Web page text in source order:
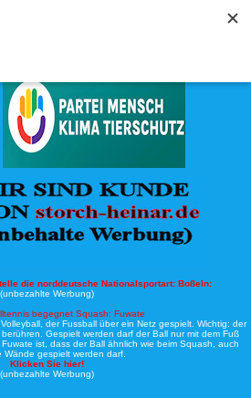
die norddeutsche Nationalsportart: Boßeln:
(unbezahlte Werbung)
begegnet Squash: Fuwate
der Fussball über ein Netz gespielt. Wichtig: der
Gespielt werden darf der Ball nur mit dem Fuß
ist, dass der Ball ähnlich wie beim Squash, auch
Wände gespielt werden darf.
Klicken Sie hier!
(unbezahlte Werbung)